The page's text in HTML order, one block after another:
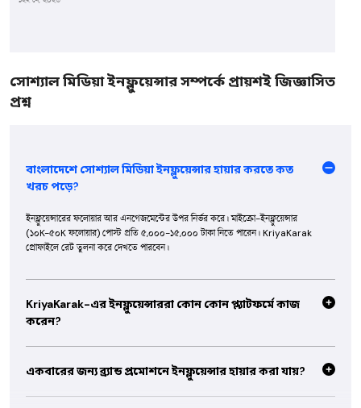
সোশ্যাল মিডিয়া ইনফ্লুয়েন্সার সম্পর্কে প্রায়শই জিজ্ঞাসিত
প্রশ্ন
বাংলাদেশে সোশ্যাল মিডিয়া ইনফ্লুয়েন্সার হায়ার করতে কত
খরচ পড়ে?
ইনফ্লুয়েন্সারের ফলোয়ার আর এনগেজমেন্টের উপর নির্ভর করে। মাইক্রো-ইনফ্লুয়েন্সার
(১০K-৫০K ফলোয়ার) পোস্ট প্রতি ৫,০০০-১৫,০০০ টাকা নিতে পারেন। KriyaKarak
প্রোফাইলে রেট তুলনা করে দেখতে পারবেন।
KriyaKarak-এর ইনফ্লুয়েন্সাররা কোন কোন প্ল্যাটফর্মে কাজ
করেন?
করেন। কেউ কেউ নির্দিষ্ট প্ল্যাটফর্মে স্পেশালিস্ট — প্রোফাইলে পোর্টফোলিও দেখে নিতে পারবেন।
একবারের জন্য ব্র্যান্ড প্রমোশনে ইনফ্লুয়েন্সার হায়ার করা যায়?